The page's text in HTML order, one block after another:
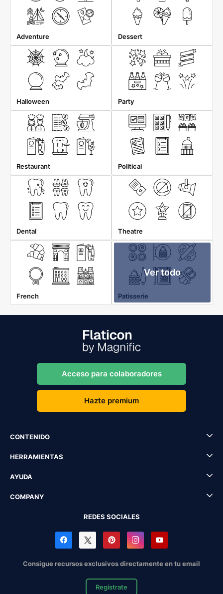
Adventure Dessert
Halloween Party
Restaurant Political
Dental Theatre
French
Ver todo
Patisserie
Acceso para colaboradores
Hazte premium
CONTENIDO
HERRAMIENTAS
AYUDA
COMPANY
REDES SOCIALES
Consigue recursos exclusivos directamente en tu email
Regístrate